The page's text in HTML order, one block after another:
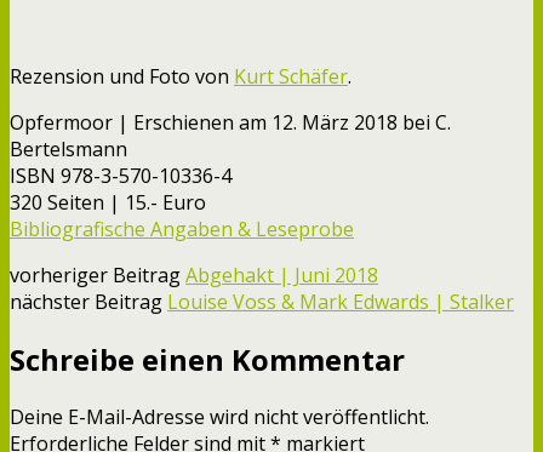
Rezension und Foto von Kurt Schäfer.
Opfermoor | Erschienen am 12. März 2018 bei C.
Bertelsmann
ISBN 978-3-570-10336-4
320 Seiten | 15.- Euro
Bibliografische Angaben & Leseprobe
vorheriger BeitragAbgehakt | Juni 2018
nächster Beitrag Louise Voss & Mark Edwards | Stalker
Schreibe einen Kommentar
Deine E-Mail-Adresse wird nicht veröffentlicht.
Erforderliche Felder sind mit* markiert